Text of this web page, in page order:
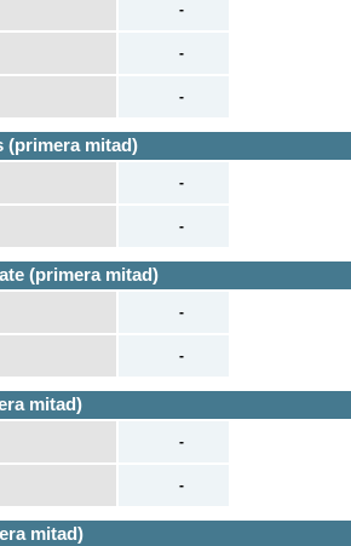
-
-
-
(primera mitad)
-
-
(primera mitad)
-
-
mitad)
-
-
mitad)